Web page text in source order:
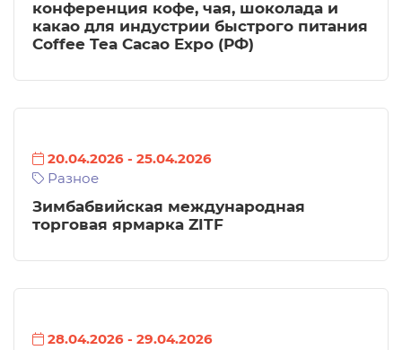
конференция кофе, чая, шоколада и
какао для индустрии быстрого питания
Coffee Tea Cacao Expo (РФ)
20.04.2026 - 25.04.2026
Разное
Зимбабвийская международная
торговая ярмарка ZITF
28.04.2026 - 29.04.2026